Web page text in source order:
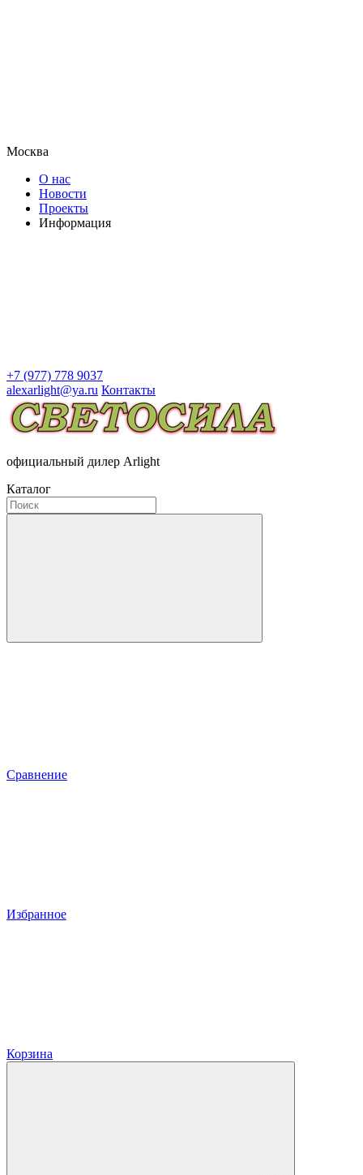
Москва
О нас
Новости
Проекты
Информация
+7 (977) 778 9037
alexarlight@ya.ru Контакты
официальный дилер Arlight
Каталог
Сравнение
Избранное
Корзина